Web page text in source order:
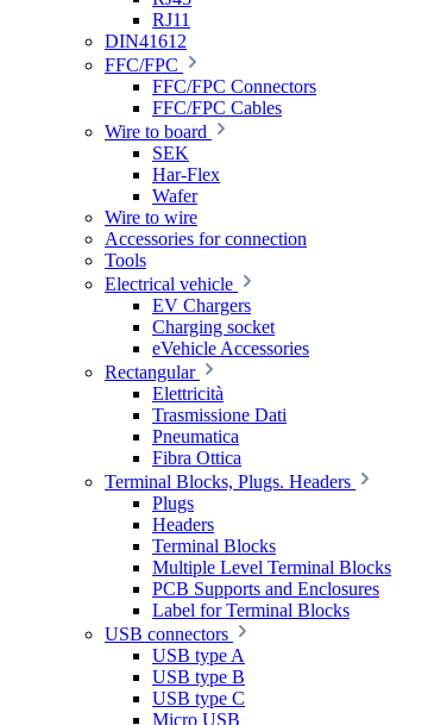
RJ11
DIN41612
FFC/FPC
FFC/FPC Connectors
FFC/FPC Cables
Wire to board
SEK
Har-Flex
Wafer
Wire to wire
Accessories for connection
Tools
Electrical vehicle
EV Chargers
Charging socket
eVehicle Accessories
Rectangular
Elettricità
Trasmissione Dati
Pneumatica
Fibra Ottica
Terminal Blocks, Plugs. Headers
Plugs
Headers
Terminal Blocks
Multiple Level Terminal Blocks
PCB Supports and Enclosures
Label for Terminal Blocks
USB connectors
USB type A
USB type B
USB type C
Micro USB